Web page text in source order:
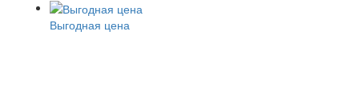
Выгодная цена